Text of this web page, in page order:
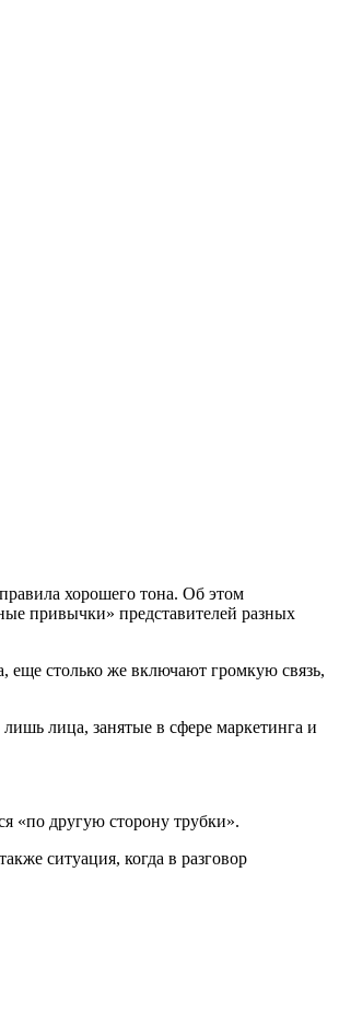
хорошего тона. Об этом
привычки» представителей разных
еще столько же включают громкую связь,
лица, занятые в сфере маркетинга и
«по другую сторону трубки».
ситуация, когда в разговор